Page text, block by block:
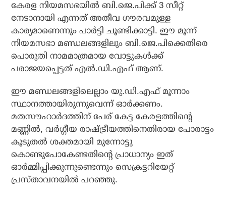
കേരള നിയമസഭയില്‍ ബി.ജെ.പിക്ക് 3 സീറ്റ്
നേടാനായി എന്നത് അതീവ ഗൗരവമുള്ള
കാര്യമാണെന്നും പാര്‍ട്ടി ചൂണ്ടിക്കാട്ടി. ഈ മൂന്ന്
നിയമസഭാ മണ്ഡലങ്ങളിലും ബി.ജെ.പിക്കെതിരെ
പൊരുതി നാമമാത്രമായ വോട്ടുകള്‍ക്ക്
പരാജയപ്പെട്ടത് എല്‍.ഡി.എഫ് ആണ്.
ഈ മണ്ഡലങ്ങളിലെല്ലാം യു.ഡി.എഫ് മൂന്നാം
സ്ഥാനത്തായിരുന്നുവെന്ന് ഓര്‍ക്കണം.
മതസൗഹാര്‍ദത്തിന് പേര് കേട്ട കേരളത്തിന്റെ
മണ്ണില്‍, വര്‍ഗ്ഗീയ രാഷ്ട്രീയത്തിനെതിരായ പോരാട്ടം
കൂടുതല്‍ ശക്തമായി മുന്നോട്ടു
കൊണ്ടുപോകേണ്ടതിന്റെ പ്രാധാന്യം ഇത്
ഓര്‍മ്മിപ്പിക്കുന്നുണ്ടെന്നും സെക്രട്ടറിയേറ്റ്
പ്രസ്താവനയില്‍ പറഞ്ഞു.